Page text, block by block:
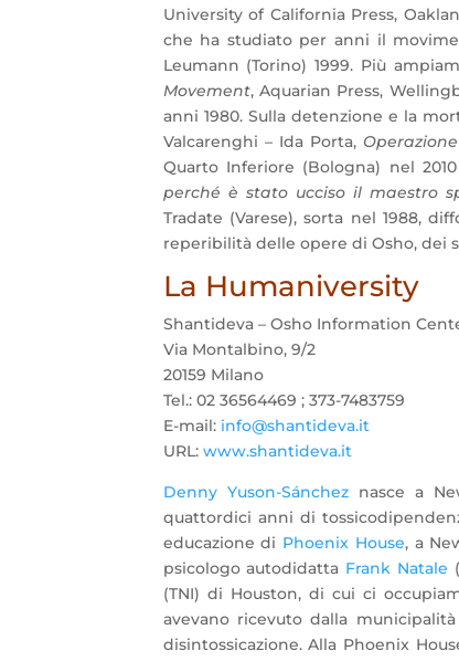
University of California Press,
che ha studiato per anni il
Leumann (Torino) 1999. Più
Movement, Aquarian Press,
anni 1980. Sulla detenzione e la
Valcarenghi – Ida Porta,
Quarto Inferiore (Bologna) nel
perché è stato ucciso il maestro
Tradate (Varese), sorta nel 1988,
reperibilità delle opere di Osho, dei
La Humaniversity
Shantideva – Osho Information
Via Montalbino, 9/2
20159 Milano
Tel.: 02 36564469 ; 373-7483759
E-mail: info@shantideva.it
URL: www.shantideva.it
Denny Yuson-Sánchez nasce a
quattordici anni di
educazione di Phoenix House, a
psicologo autodidatta Frank Natale
(TNI) di Houston, di cui ci
avevano ricevuto dalla
disintossicazione. Alla Phoenix